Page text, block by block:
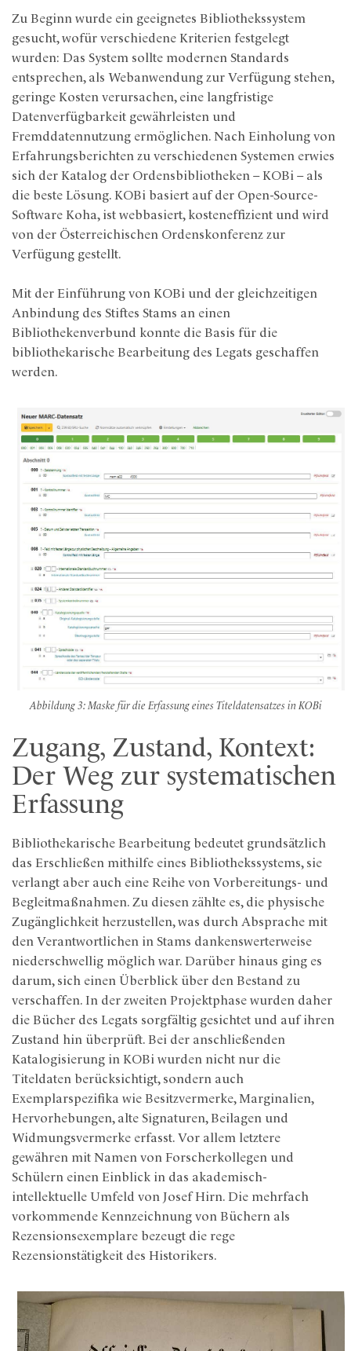
Zu Beginn wurde ein geeignetes Bibliothekssystem
gesucht, wofür verschiedene Kriterien festgelegt
wurden: Das System sollte modernen Standards
entsprechen, als Webanwendung zur Verfügung stehen,
geringe Kosten verursachen, eine langfristige
Datenverfügbarkeit gewährleisten und
Fremddatennutzung ermöglichen. Nach Einholung von
Erfahrungsberichten zu verschiedenen Systemen erwies
sich der Katalog der Ordensbibliotheken – KOBi – als
die beste Lösung. KOBi basiert auf der Open-Source-
Software Koha, ist webbasiert, kosteneffizient und wird
von der Österreichischen Ordenskonferenz zur
Verfügung gestellt.
Mit der Einführung von KOBi und der gleichzeitigen
Anbindung des Stiftes Stams an einen
Bibliothekenverbund konnte die Basis für die
bibliothekarische Bearbeitung des Legats geschaffen
werden.
Abbildung 3: Maske für die Erfassung eines Titeldatensatzes in KOBi
Zugang, Zustand, Kontext:
Der Weg zur systematischen
Erfassung
Bibliothekarische Bearbeitung bedeutet grundsätzlich
das Erschließen mithilfe eines Bibliothekssystems, sie
verlangt aber auch eine Reihe von Vorbereitungs- und
Begleitmaßnahmen. Zu diesen zählte es, die physische
Zugänglichkeit herzustellen, was durch Absprache mit
den Verantwortlichen in Stams dankenswerterweise
niederschwellig möglich war. Darüber hinaus ging es
darum, sich einen Überblick über den Bestand zu
verschaffen. In der zweiten Projektphase wurden daher
die Bücher des Legats sorgfältig gesichtet und auf ihren
Zustand hin überprüft. Bei der anschließenden
Katalogisierung in KOBi wurden nicht nur die
Titeldaten berücksichtigt, sondern auch
Exemplarspezifika wie Besitzvermerke, Marginalien,
Hervorhebungen, alte Signaturen, Beilagen und
Widmungsvermerke erfasst. Vor allem letztere
gewähren mit Namen von Forscherkollegen und
Schülern einen Einblick in das akademisch-
intellektuelle Umfeld von Josef Hirn. Die mehrfach
vorkommende Kennzeichnung von Büchern als
Rezensionsexemplare bezeugt die rege
Rezensionstätigkeit des Historikers.